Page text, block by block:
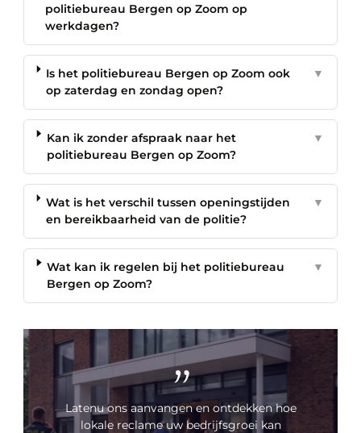
politiebureau Bergen op Zoom op
werkdagen?
Is het politiebureau Bergen op Zoom ook
op zaterdag en zondag open?
▼
Kan ik zonder afspraak naar het
politiebureau Bergen op Zoom?
▼
Wat is het verschil tussen openingstijden
en bereikbaarheid van de politie?
▼
Wat kan ik regelen bij het politiebureau
Bergen op Zoom?
▼
"
Latenu ons aanvangen en ontdekken hoe
lokale reclame uw bedrijfsgroei kan